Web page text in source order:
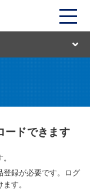
ードできます
登録が必要です。ログ
す。